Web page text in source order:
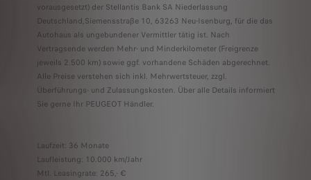
vorausgesetzt) der Stellantis Bank SA Niederlassung
Deutschland,Siemensstraße 10, 63263 Neu-Isenburg, für die das
Autohaus als ungebundener Vermittler tätig ist. Nach
Vertragsende werden Mehr- und Minderkilometer (Freigrenze
jeweils 2.500 km) sowie ggf. vorhandene Schäden abgerechnet.
Alle Preise verstehen sich inkl. Mehrwertsteuer, zzgl.
Überführungs- und Zulassungskosten. Über alle Details informiert
Sie gerne Ihr PEUGEOT Händler.
Laufzeit: 36 Monate
Laufleistung: 10.000 km/Jahr
Mtl. Leasingrate: 265,- €